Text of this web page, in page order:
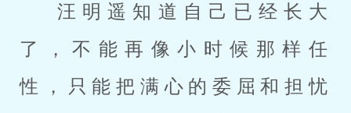
汪明遥知道自己已经长大
了，不能再像小时候那样任
性，只能把满心的委屈和担忧